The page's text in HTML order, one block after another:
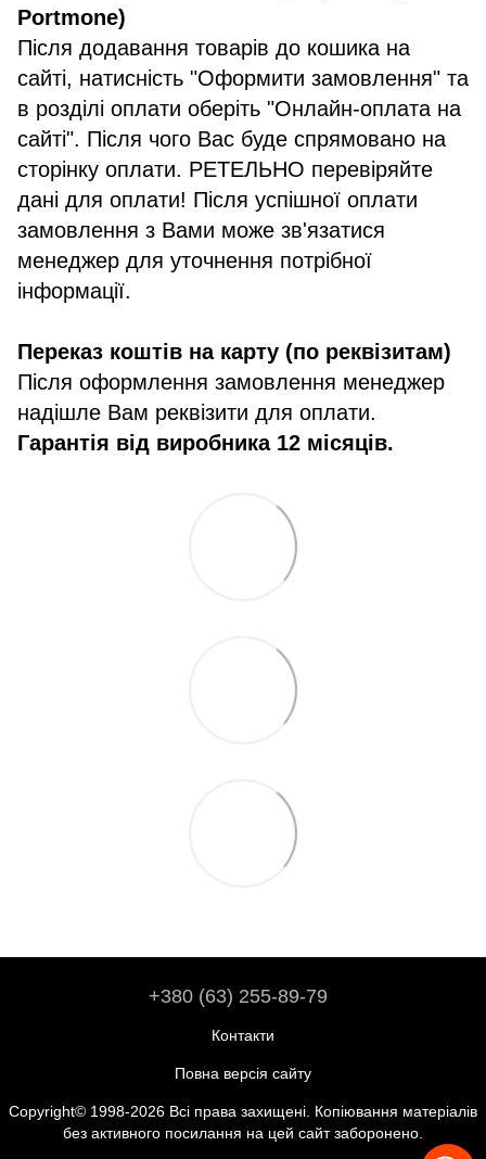
Portmone)
Після додавання товарів до кошика на
сайті, натисність "Оформити замовлення" та
в розділі оплати оберіть "Онлайн-оплата на
сайті". Після чого Вас буде спрямовано на
сторінку оплати. РЕТЕЛЬНО перевіряйте
дані для оплати! Після успішної оплати
замовлення з Вами може зв'язатися
менеджер для уточнення потрібної
інформації.
Переказ коштів на карту (по реквізитам)
Після оформлення замовлення менеджер
надішле Вам реквізити для оплати.
Гарантія від виробника 12 місяців.
+380 (63) 255-89-79
Контакти
Повна версія сайту
Copyright© 1998-2026 Всі права захищені. Копіювання матеріалів
без активного посилання на цей сайт заборонено.